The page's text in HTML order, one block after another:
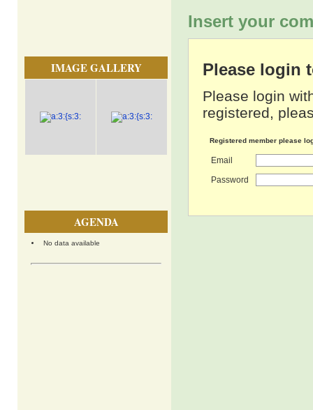
IMAGE GALLERY
AGENDA
No data available
Insert your
Please login
Please login
registered,
Registered member please
Email
Password